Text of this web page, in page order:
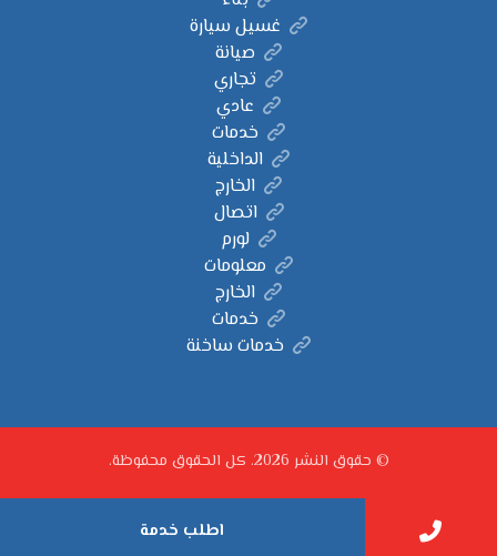
غسيل سيارة
صيانة
تجاري
عادي
خدمات
الداخلية
الخارج
اتصال
لورم
معلومات
الخارج
خدمات
خدمات ساخنة
© حقوق النشر 2026. كل الحقوق محفوظة.
اطلب خدمة